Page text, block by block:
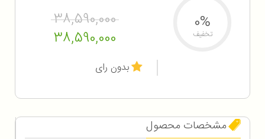
38,590,000
38,590,000
0%
تخفیف
بدون رای
مشخصات محصول